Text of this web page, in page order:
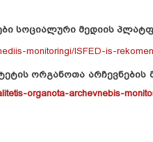
სოციალური მედიის
monitoringi/ISFED-is-
ორგანოთა არჩევნების
organota-archevnebis-